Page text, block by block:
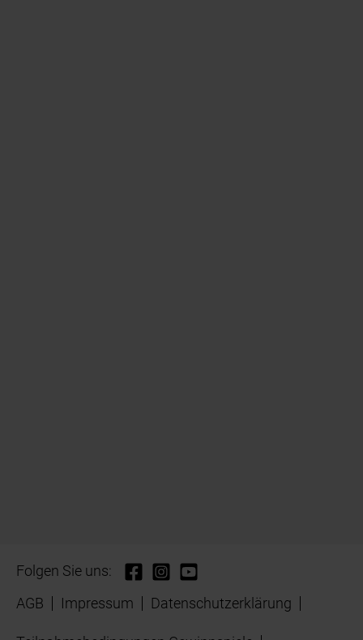
Folgen Sie uns:
AGB
Impressum Datenschutzerklärung